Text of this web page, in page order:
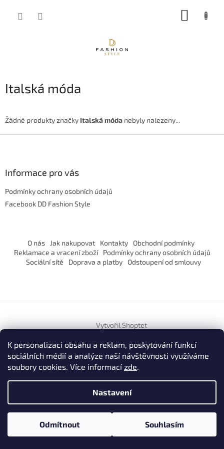
K personalizaci obsahu a reklam, poskytování funkcí
sociálních médií a analýze naší návštěvnosti využíváme
soubory cookies. Více informacízde.
Nastavení
Odmítnout Souhlasím
Italská móda
Žádné produkty značky Italská móda nebyly nalezeny...
Informace pro vás
Podmínky ochrany osobních údajů
Facebook DD Fashion Style
O nás Jak nakupovat Kontakty
Obchodní podmínky
Reklamace a vracení zboží
Podmínky ochrany osobních údajů
Sociální sítě
Doprava a platby Odstoupení od smlouvy
Vytvořil Shoptet
Copyright 2026DD Fashion STYLE. Všechna práva vyhrazena.
Upravit nastavení cookies